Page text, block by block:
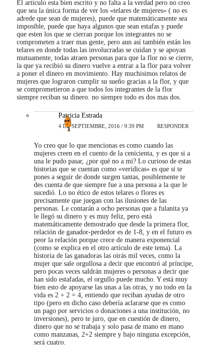
El articulo esta bien escrito y no falta a la verdad pero no creo
que sea la única forma de ver los «telares de mujeres» ( no es
adrede que sean de mujeres), puede que matemáticamente sea
imposible, puede que haya algunos que sean estafas y puede
que esten los que se cierran porque los integrantes no se
comprometen a traer mas gente, pero aun así también están los
telares en donde todas las involucradas se cuidan y se apoyan
mutuamente, todas atraen personas para que la flor no se cierre,
la que ya recibió su dinero vuelve a entrar a la flor para volver
a poner el dinero en movimiento. Hay muchisimos relatos de
mujeres que lograron cumplir su sueño gracias a la flor, y que
se comprometieron a que todos los integrantes de la flor
siempre reciban su dinero. no siempre todo es dos mas dos.
Patricia Estrada
4 DE SEPTIEMBRE, 2016 / 9:39 PM RESPONDER
Yo creo que lo que mencionas es como cuando las
mujeres creen en el cuento de la cenicienta, y es que si a
una le pudo pasar, ¿por qué no a mi? Lo curioso de estas
historias que se cuentan como «verídicas» es que si te
pones a seguir de donde surgen tantas, posiblemente te
des cuenta de que siempre fue a una persona a la que le
sucedió. Lo no ético de estos telares o flores es
precisamente que juegan con las ilusiones de las
personas. Le contarán a ocho personas que a fulanita ya
le llegó su dinero y es muy feliz, pero está
matemáticamente demostrado que desde la primera flor,
relación de ganador-perdedor es de 1-8, y en el futuro es
peor la relación porque crece de manera exponencial
(como se explica en el otro artículo de este tema). La
historia de las ganadoras las oirás mil veces, como la
mujer que sale orgullosa a decir que encontró al príncipe,
pero pocas veces saldrán mujeres o personas a decir que
han sido estafadas, el orgullo puede mucho. Y está muy
bien esto de apoyarse las unas a las otras, y no todo en la
vida es 2 + 2 = 4, entiendo que reciban ayudas de otro
tipo (pero en dicho caso debería aclararse que es como
un pago por servicios o donaciones a una institución, no
inversiones), pero te juro, que en cuestión de dinero,
dinero que no se trabaja y solo pasa de mano en mano
como manzanas, 2+2 siempre y bajo ninguna excepción,
será cuatro.